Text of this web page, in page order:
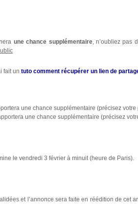
une chance supplémentaire, n’oubliez pas
fait un tuto comment récupérer un lien de
une chance supplémentaire (précisez
une chance supplémentaire (précisez
le vendredi 3 février à minuit (heure de Paris).
et l’annonce sera faite en réédition de cet